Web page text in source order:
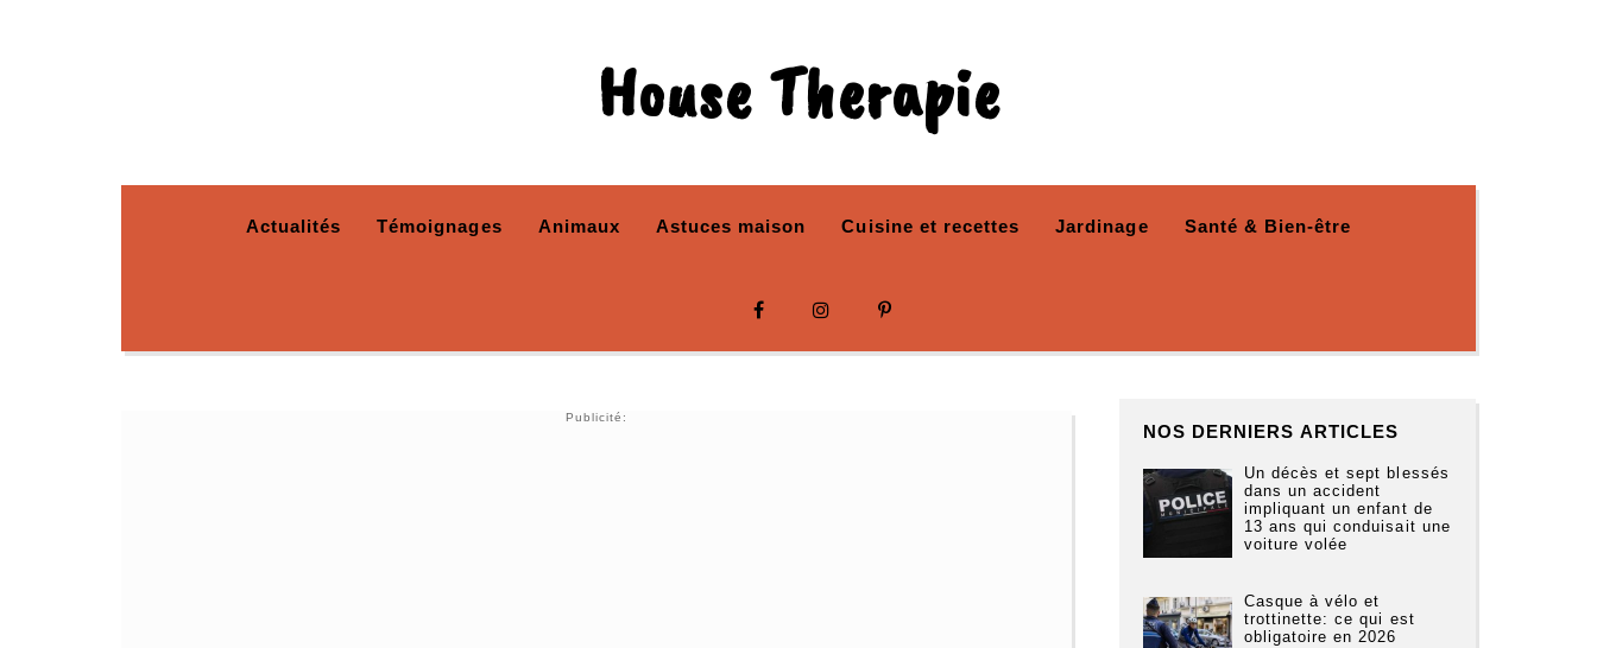
House Therapie
Actualités Témoignages Animaux Astuces maison Cuisine et recettes Jardinage Santé & Bien-être
Publicité:
NOS DERNIERS ARTICLES
Un décès et sept blessés
dans un accident
impliquant un enfant de
13 ans qui conduisait une
voiture volée
Casque à vélo et
trottinette: ce qui est
obligatoire en 2026